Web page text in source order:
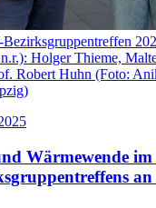
Holger Thieme,
Robert Huhn (Foto:
Wärmewende im